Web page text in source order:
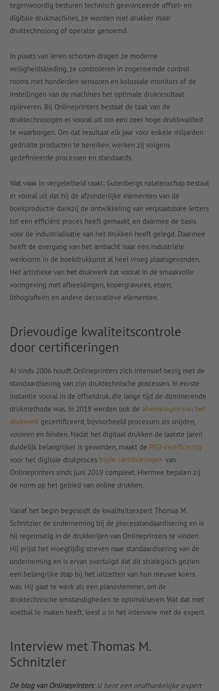
tegenwoordig besturen technisch geavanceerde offset- en
digitale drukmachines, ze worden niet drukker maar
druktechnoloog of operator genoemd.
In plaats van leren schorten dragen ze moderne
veiligheidskleding, ze controleren in zogenoemde control
rooms met honderden sensoren en kolossale monitors of de
instellingen van de machines het optimale drukresultaat
opleveren. Bij Onlineprinters bestaat de taak van de
druktechnologen er vooral uit om een zeer hoge drukkwaliteit
te waarborgen. Om dat resultaat elk jaar voor enkele miljarden
gedrukte producten te bereiken, werken zij volgens
gedefinieerde processen en standaards.
Wat vaak in vergetelheid raakt: Gutenbergs nalatenschap bestaat
er vooral uit dat hij de afzonderlijke elementen van de
boekproductie dankzij de ontwikkeling van verplaatsbare letters
tot een efficiënt proces heeft gemaakt, en daarmee de basis
voor de industrialisatie van het drukken heeft gelegd. Daarmee
heeft de overgang van het ambacht naar een industriële
werkvorm in de boekdrukkunst al heel vroeg plaatsgevonden.
Het artistieke van het drukwerk zat vooral in de smaakvolle
vormgeving met afbeeldingen, kopergravures, etsen,
lithografieën en andere decoratieve elementen.
Drievoudige kwaliteitscontrole
door certificeringen
Al sinds 2006 houdt Onlineprinters zich intensief bezig met de
standaardisering van zijn druktechnische processen. In eerste
instantie vooral in de offsetdruk, die lange tijd de dominerende
drukmethode was. In 2018 werden ook de afwerkingen van het
drukwerk gecertificeerd, bijvoorbeeld processen als snijden,
vouwen en binden. Nadat het digitaal drukken de laatste jaren
duidelijk belangrijker is geworden, maakt de PSD-certificering
voor het digitale drukproces triple certificeringen van
Onlineprinters sinds juni 2019 compleet. Hiermee bepalen zij
de norm op het gebied van online drukken.
Vanaf het begin begeleidt de kwaliteitsexpert Thomas M.
Schnitzler de onderneming bij de processtandaardisering en is
hij regelmatig in de drukkerijen van Onlineprinters te vinden.
Hij prijst het vroegtijdig streven naar standaardisering van de
onderneming en is ervan overtuigd dat dit strategisch gezien
een belangrijke stap bij het uitzetten van hun nieuwe koers
was. Hij gaat te werk als een pianostemmer, om de
druktechnische omstandigheden te optimaliseren. Wat dat met
voetbal te maken heeft, leest u in het interview met de expert.
Interview met Thomas M.
Schnitzler
De blog van Onlineprinters: U bent een onafhankelijke expert